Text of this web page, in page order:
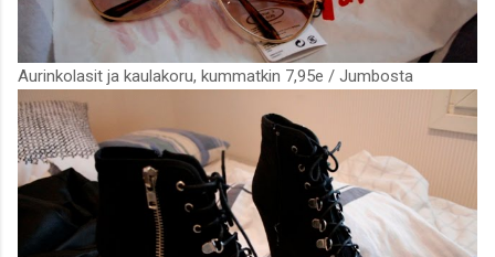
Aurinkolasit ja kaulakoru, kummatkin 7,95e / Jumbosta